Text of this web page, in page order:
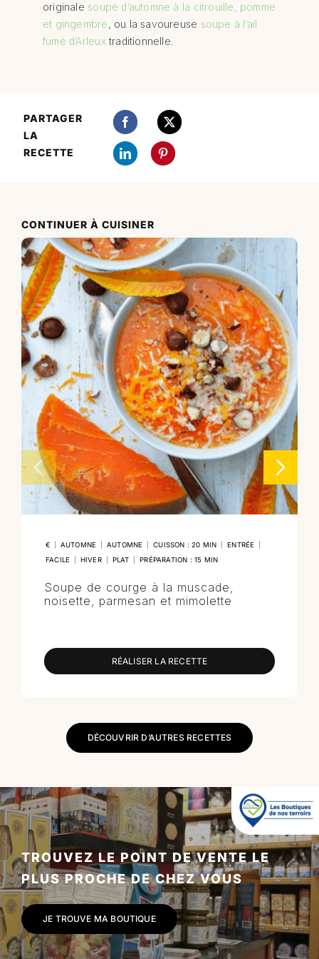
originale soupe d’automne à la citrouille, pomme
et gingembre, ou la savoureuse soupe à l’ail
fumé d’Arleuxtraditionnelle.
PARTAGER
LA
RECETTE
CONTINUER À CUISINER
€ AUTOMNE AUTOMNE CUISSON : 20 MIN ENTRÉE
FACILE
HIVER PLAT PRÉPARATION : 15 MIN
Soupe de courge à la muscade,
noisette, parmesan et mimolette
RÉALISER LA RECETTE
DÉCOUVRIR D’AUTRES RECETTES
TROUVEZ LE POINT DE VENTE LE
PLUS PROCHE DE CHEZ VOUS
JE TROUVE MA BOUTIQUE